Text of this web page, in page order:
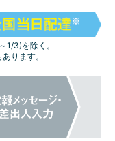
1/3)を除く。
ります。